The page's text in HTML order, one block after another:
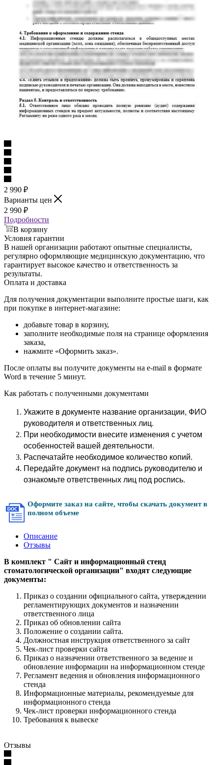
2 990 ₽
Варианты цен
2 990 ₽
Подробности
В корзину
Условия гарантии
В нашей организации работают опытные специалисты,
регулярно оформляющие медицинскую документацию, что
гарантирует высокое качество и ответственность за
результаты.
Оплата и доставка
Для получения документации выполните простые шаги, как
при покупке в интернет-магазине:
добавьте товар в корзину,
заполните необходимые поля на странице оформления
заказа,
нажмите «Оформить заказ».
После оплаты вы получите документы на e-mail в формате
Word в течение 5 минут.
Как работать с полученными документами
Укажите в документе название организации, ФИО
руководителя и ответственных лиц.
При необходимости внесите изменения с учетом
особенностей вашей деятельности.
Распечатайте необходимое количество копий.
Передайте документ на подпись руководителю и
ознакомьте ответственных лиц под роспись.
Оформите заказ на сайте, чтобы скачать документ в
полном объеме
Описание
Отзывы
В комплект " Сайт и информационный стенд
стоматологической организации" входят следующие
документы:
Приказ о создании официального сайта, утверждении
регламентирующих документов и назначении
ответственного лица
Приказ об обновлении сайта
Положение о создании сайта.
Должностная инструкция ответственного за сайт
Чек-лист проверки сайта
Приказ о назначении ответственного за ведение и
обновление информации на информационном стенде
Регламент ведения и обновления информационного
стенда
Информационные материалы, рекомендуемые для
информационного стенда
Чек-лист проверки информационного стенда
Требования к вывеске
Отзывы